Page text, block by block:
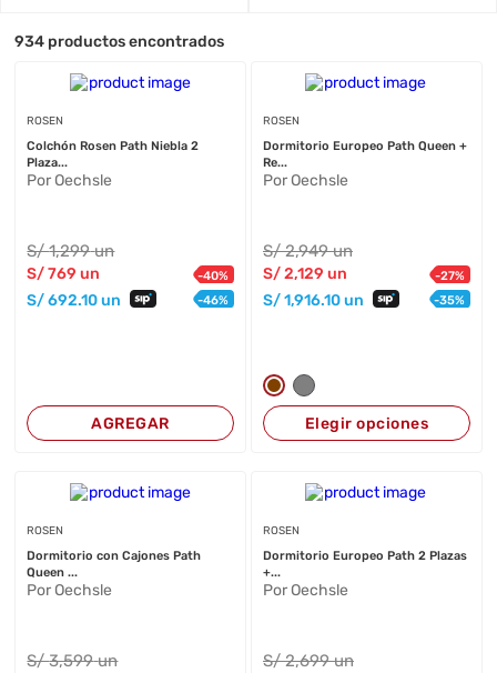
934 productos encontrados
ROSEN
Colchón Rosen Path Niebla 2
Plaza...
Por Oechsle
S/1,299 un
S/769 un -40%
S/692.10 un -46%
AGREGAR
ROSEN
Dormitorio Europeo Path Queen +
Re...
Por Oechsle
S/2,949 un
S/2,129 un -27%
S/1,916.10un -35%
Elegir opciones
ROSEN
Dormitorio con Cajones Path
Queen ...
Por Oechsle
S/3,599 un
ROSEN
Dormitorio Europeo Path 2 Plazas
+...
Por Oechsle
S/2,699 un